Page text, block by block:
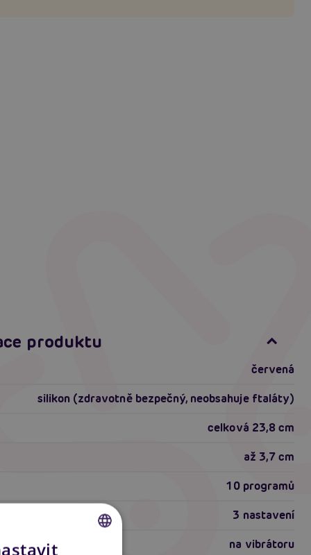
produktu
červená
silikon (zdravotně bezpečný, neobsahuje ftaláty)
celková 23,8 cm
až 3,7 cm
10 programů
3 nastavení
na vibrátoru